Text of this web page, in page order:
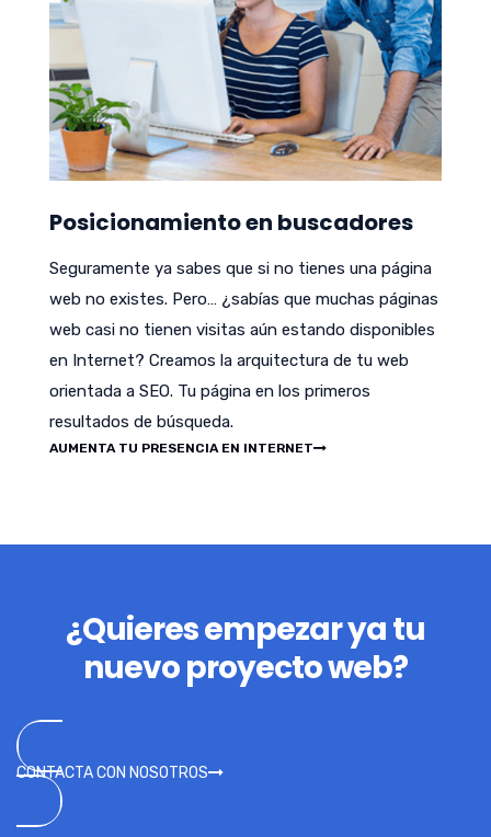
Posicionamiento en buscadores
Seguramente ya sabes que si no tienes una página
web no existes. Pero… ¿sabías que muchas páginas
web casi no tienen visitas aún estando disponibles
en Internet? Creamos la arquitectura de tu web
orientada a SEO. Tu página en los primeros
resultados de búsqueda.
AUMENTA TU PRESENCIA EN INTERNET
¿Quieres empezar ya tu
nuevo proyecto web?
CONTACTA CON NOSOTROS